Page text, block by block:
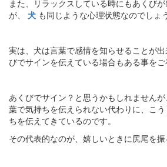
また、リラックスしている時にもあくび
が、 犬 も同じような心理状態なのでしょ
実は、犬は言葉で感情を知らせることが
びでサインを伝えている場合もある事をご
あくびでサイン？と思うかもしれません
葉で気持ちを伝えられない代わりに、こ
ちを伝えてきているのです。
その代表的なのが、嬉しいときに尻尾を振